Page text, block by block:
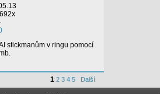
stickmanům v ringu pomocí
1 2 3 4 5 Další